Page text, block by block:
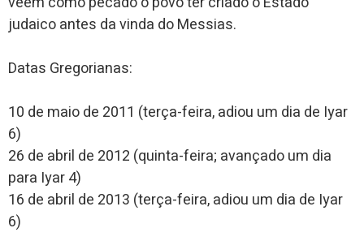
judaico antes da vinda do Messias.
Datas Gregorianas:
10 de maio de 2011 (terça-feira, adiou um dia de Iyar
6)
26 de abril de 2012 (quinta-feira; avançado um dia
para Iyar 4)
16 de abril de 2013 (terça-feira, adiou um dia de Iyar
6)